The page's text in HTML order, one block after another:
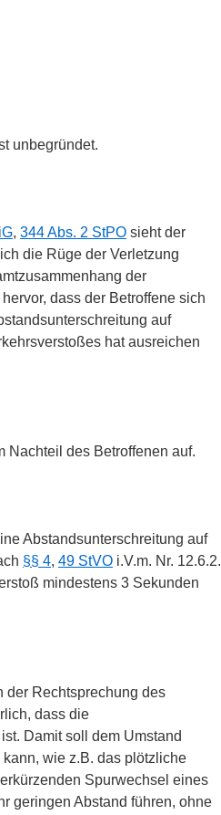
unbegründet.
, 344 Abs. 2 StPO sieht der
die Rüge der Verletzung
der
dass der Betroffene sich
auf
hat ausreichen
Nachteil des Betroffenen auf.
Abstandsunterschreitung auf
§§ 4, 49 StVO i.V.m. Nr. 12.6.2.
mindestens 3 Sekunden
der Rechtsprechung des
dass die
Damit soll dem Umstand
wie z.B. das plötzliche
Spurwechsel eines
geringen Abstand führen, ohne